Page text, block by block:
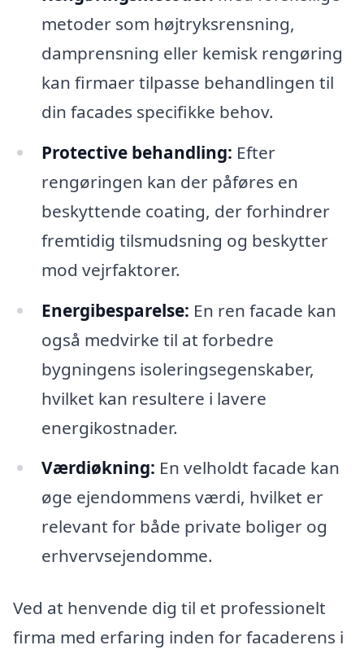
metoder som højtryksrensning,
damprensning eller kemisk rengøring
kan firmaer tilpasse behandlingen til
din facades specifikke behov.
Protective behandling: Efter
rengøringen kan der påføres en
beskyttende coating, der forhindrer
fremtidig tilsmudsning og beskytter
mod vejrfaktorer.
Energibesparelse: En ren facade kan
også medvirke til at forbedre
bygningens isoleringsegenskaber,
hvilket kan resultere i lavere
energikostnader.
Værdiøkning: En velholdt facade kan
øge ejendommens værdi, hvilket er
relevant for både private boliger og
erhvervsejendomme.
Ved at henvende dig til et professionelt
firma med erfaring inden for facaderens i